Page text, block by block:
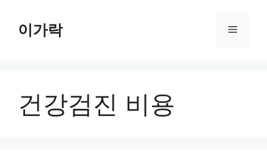
이가락 메
건강검진 비용